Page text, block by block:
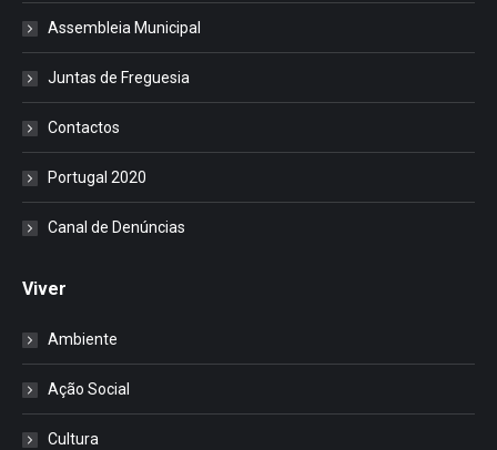
Assembleia Municipal
Juntas de Freguesia
Contactos
Portugal 2020
Canal de Denúncias
Viver
Ambiente
Ação Social
Cultura